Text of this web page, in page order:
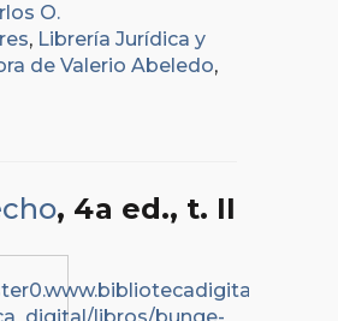
O.
, Librería Jurídica y
de Valerio Abeledo,
, 4a ed., t. II